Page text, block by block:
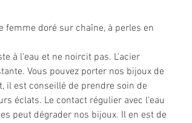
femme doré sur chaîne, à perles en
à l'eau et ne noircit pas. L'acier
Vous pouvez porter nos bijoux de
il est conseillé de prendre soin de
éclats. Le contact régulier avec l'eau
peut dégrader nos bijoux. Il en est de